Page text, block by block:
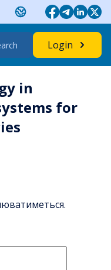
Login
in
for